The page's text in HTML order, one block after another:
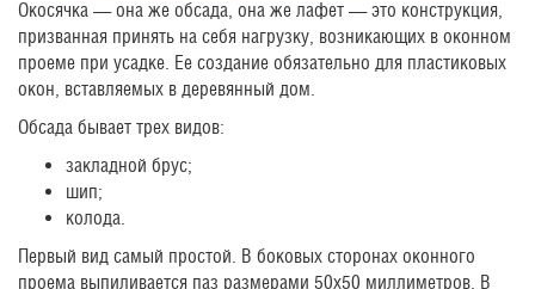
Окосячка — она же обсада, она же лафет — это конструкция,
призванная принять на себя нагрузку, возникающих в оконном
проеме при усадке. Ее создание обязательно для пластиковых
окон, вставляемых в деревянный дом.
Обсада бывает трех видов:
закладной брус;
шип;
колода.
Первый вид самый простой. В боковых сторонах оконного
проема выпиливается паз размерами 50х50 миллиметров. В